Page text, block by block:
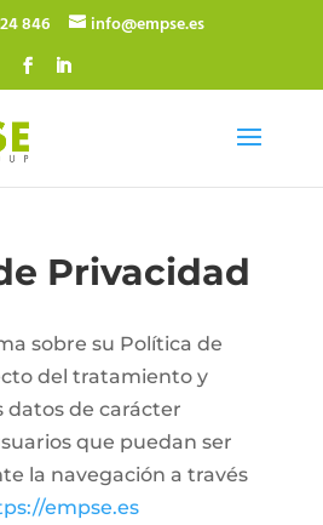
846 info@empse.es
Privacidad
sobre su Política de
del tratamiento y
datos de carácter
que puedan ser
la navegación a través
empse.es